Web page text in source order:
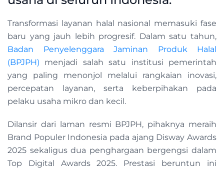
Transformasi layanan halal nasional memasuki fase
baru yang jauh lebih progresif. Dalam satu tahun,
Badan Penyelenggara Jaminan Produk Halal
(BPJPH) menjadi salah satu institusi pemerintah
yang paling menonjol melalui rangkaian inovasi,
percepatan layanan, serta keberpihakan pada
pelaku usaha mikro dan kecil.
Dilansir dari laman resmi BPJPH, pihaknya meraih
Brand Populer Indonesia pada ajang Disway Awards
2025 sekaligus dua penghargaan bergengsi dalam
Top Digital Awards 2025. Prestasi beruntun ini